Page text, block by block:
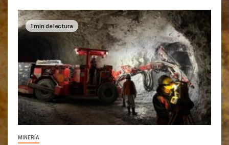
1 min de lectura
MINERÍA